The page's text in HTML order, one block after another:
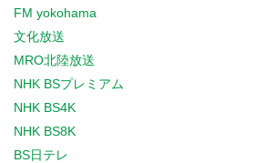
FM yokohama
文化放送
MRO北陸放送
NHK BSプレミアム
NHK BS4K
NHK BS8K
BS日テレ